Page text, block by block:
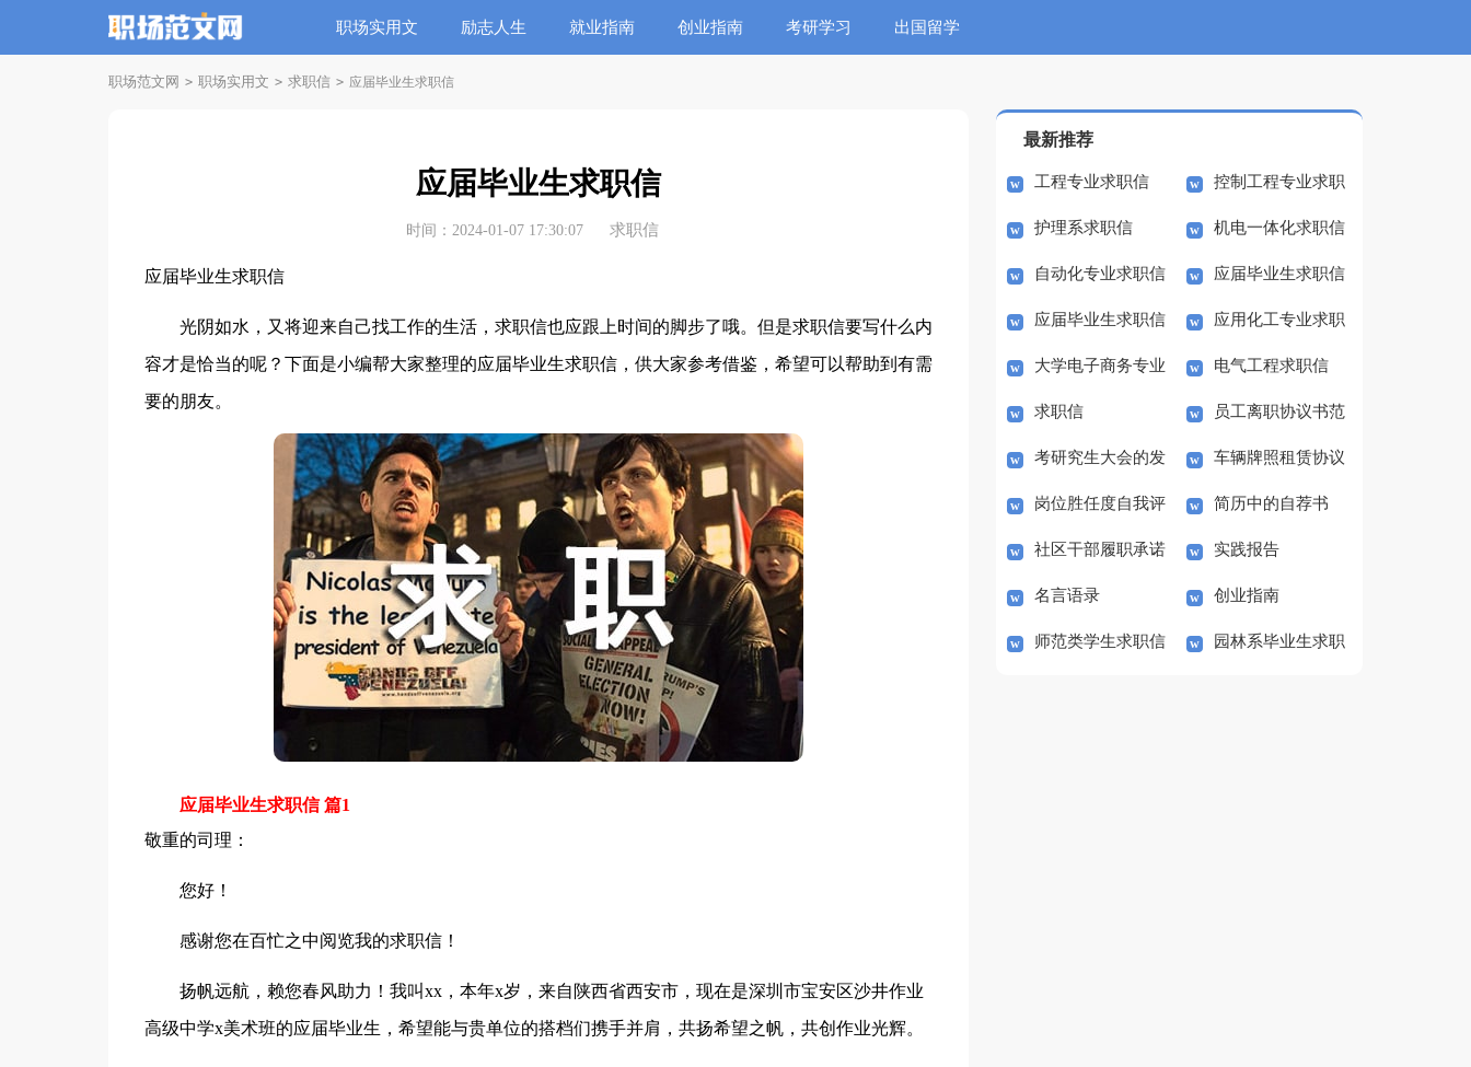
职场实用文 励志人生 就业指南 创业指南 考研学习 出国留学
职场范文网 > 职场实用文 > 求职信 > 应届毕业生求职信
应届毕业生求职信
时间：2024-01-07 17:30:07 求职信
应届毕业生求职信
光阴如水，又将迎来自己找工作的生活，求职信也应跟上时间的脚步了哦。但是求职信要写什么内
容才是恰当的呢？下面是小编帮大家整理的应届毕业生求职信，供大家参考借鉴，希望可以帮助到有需
要的朋友。
应届毕业生求职信 篇1
敬重的司理：
您好！
感谢您在百忙之中阅览我的求职信！
扬帆远航，赖您春风助力！我叫xx，本年x岁，来自陕西省西安市，现在是深圳市宝安区沙井作业
高级中学x美术班的应届毕业生，希望能与贵单位的搭档们携手并肩，共扬希望之帆，共创作业光辉。
最新推荐
工程专业求职信 控制工程专业求职
信
护理系求职信 机电一体化求职信
自动化专业求职信 应届毕业生求职信
应届毕业生求职信 应用化工专业求职
信
大学电子商务专业
求职信
电气工程求职信
求职信 员工离职协议书范
本
考研究生大会的发
言稿范文
车辆牌照租赁协议
书
岗位胜任度自我评
价范文
简历中的自荐书
社区干部履职承诺
书范文
实践报告
名言语录 创业指南
师范类学生求职信 园林系毕业生求职